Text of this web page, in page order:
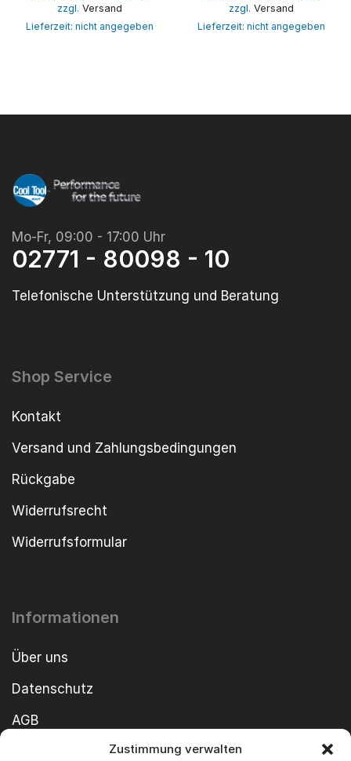
Zustimmung verwalten
zzgl. Versand
Lieferzeit: nicht angegeben
zzgl. Versand
Lieferzeit: nicht angegeben
Mo-Fr, 09:00 - 17:00 Uhr
02771 - 80098 - 10
Telefonische Unterstützung und Beratung
Shop Service
Kontakt
Versand und Zahlungsbedingungen
Rückgabe
Widerrufsrecht
Widerrufsformular
Informationen
Über uns
Datenschutz
AGB
Cookie-Richtlinie